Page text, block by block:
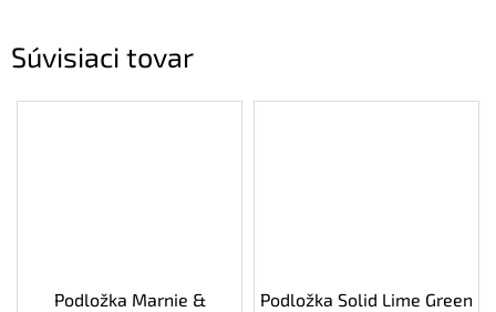
Súvisiaci tovar
Podložka Marnie &
Podložka Solid Lime Green